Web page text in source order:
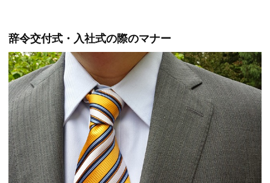
辞令交付式・入社式の際のマナー